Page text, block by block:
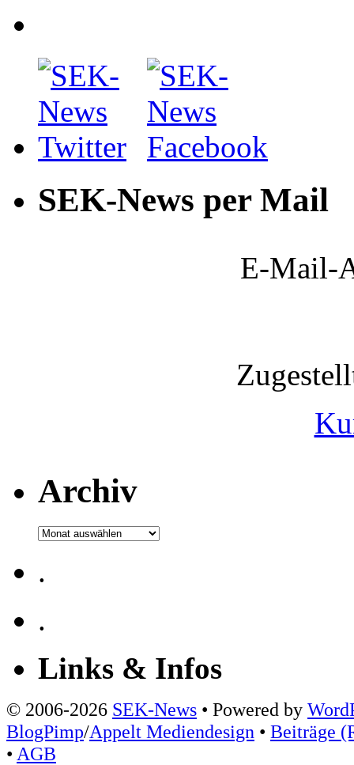
SEK-News per Mail
E-Mail-
Archiv
Archiv
.
.
Links & Infos
© 2006-2026 SEK-News • Powered by
BlogPimp/Appelt Mediendesign • Beiträge
• AGB